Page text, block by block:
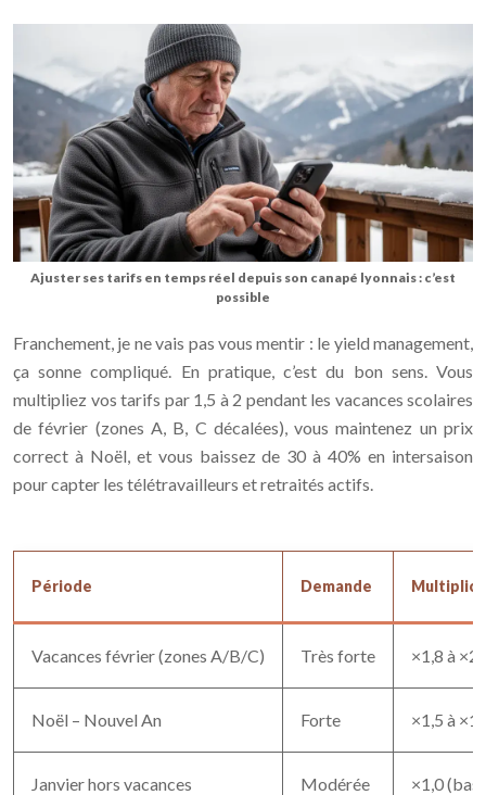
Ajuster ses tarifs en temps réel depuis son canapé lyonnais : c’est
possible
Franchement, je ne vais pas vous mentir : le yield management,
ça sonne compliqué. En pratique, c’est du bon sens. Vous
multipliez vos tarifs par 1,5 à 2 pendant les vacances scolaires
de février (zones A, B, C décalées), vous maintenez un prix
correct à Noël, et vous baissez de 30 à 40% en intersaison
pour capter les télétravailleurs et retraités actifs.
Période Demande
Vacances février (zones A/B/C) Très forte ×1,8 à
Noël – Nouvel An Forte ×1,5 à
Janvier hors vacances Modérée ×1,0